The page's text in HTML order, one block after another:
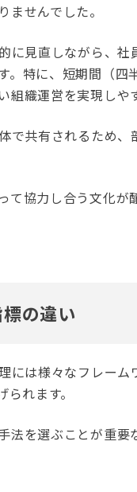
ませんでした。
に見直しながら、
。特に、短期間（
組織運営を実現しや
で共有されるため
て協力し合う文化
の違い
には様々なフレーム
られます。
法を選ぶことが重要